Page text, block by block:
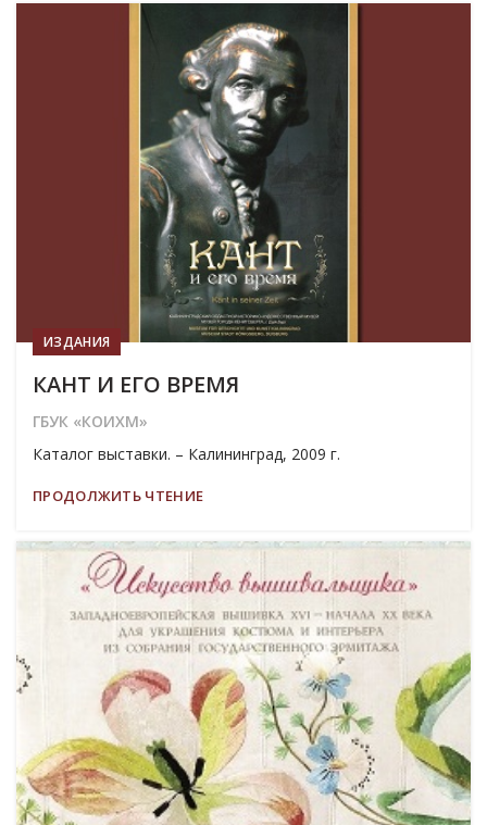
ИЗДАНИЯ
КАНТ И ЕГО ВРЕМЯ
ГБУК «КОИХМ»
Каталог выставки. – Калининград, 2009 г.
ПРОДОЛЖИТЬ ЧТЕНИЕ